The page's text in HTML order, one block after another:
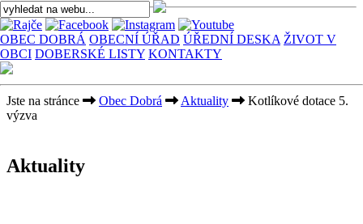
OBEC DOBRÁ OBECNÍ ÚŘAD ÚŘEDNÍ DESKA ŽIVOT V
OBCI DOBERSKÉ LISTY KONTAKTY
Jste na stránce Obec Dobrá Aktuality
Kotlíkové dotace 5.
výzva
Aktuality